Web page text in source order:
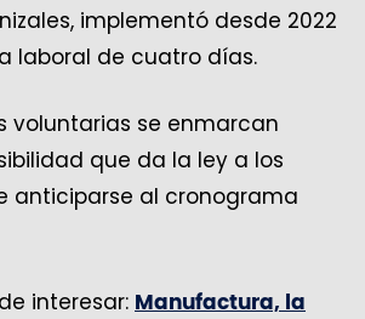
implementó desde 2022
laboral de cuatro días.
voluntarias se enmarcan
que da la ley a los
anticiparse al cronograma
interesar: Manufactura, la